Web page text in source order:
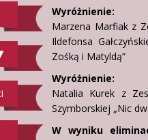
Wyróżnienie:
Marzena Marfiak z
Ildefonsa
Zośką i Matyldą”
Wyróżnienie:
Natalia Kurek z
Szymborskiej „Nic
W wyniku